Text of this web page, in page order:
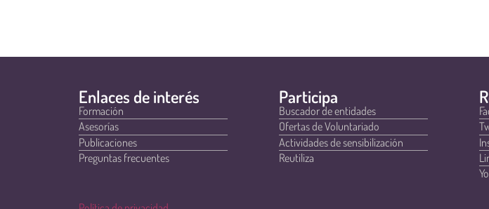
Enlaces de interés
Formación
Asesorías
Publicaciones
Preguntas frecuentes
Participa
Buscador de entidades
Ofertas de Voluntariado
Actividades de sensibilización
Reutiliza